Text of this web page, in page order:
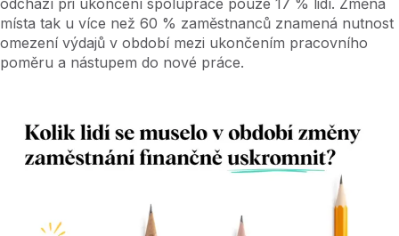
místa tak u více než 60 % zaměstnanců znamená nutnost
omezení výdajů v období mezi ukončením pracovního
poměru a nástupem do nové práce.